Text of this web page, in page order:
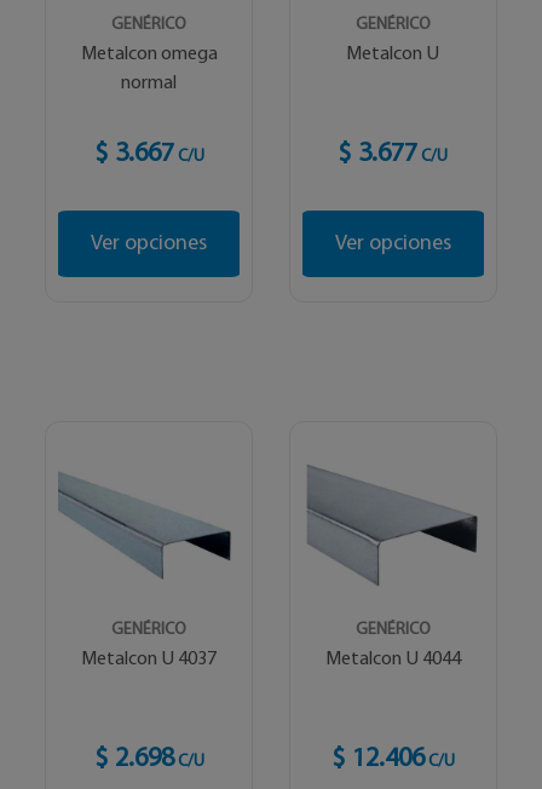
GENÉRICO
Metalcon omega
normal
$ 3.667 C/U
Ver opciones
GENÉRICO
Metalcon U
$ 3.677 C/U
Ver opciones
GENÉRICO
Metalcon U 4037
$ 2.698 C/U
GENÉRICO
Metalcon U 4044
$ 12.406 C/U